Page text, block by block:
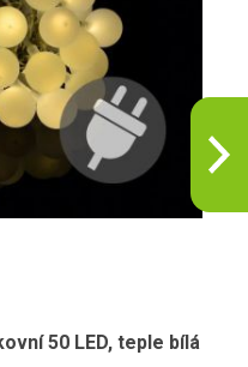
50 LED, teple bílá